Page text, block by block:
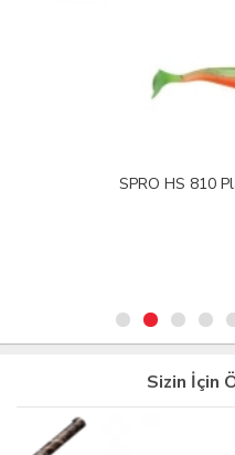
SPRO HS 810
Sizin İçin